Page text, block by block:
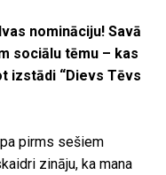
nomināciju! Savā
sociālu tēmu – kas
izstādi “Dievs Tēvs
pirms sešiem
zināju, ka mana